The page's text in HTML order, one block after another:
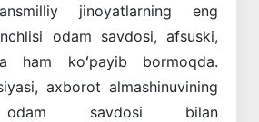
jinoyatlarning eng
odam savdosi, afsuski,
ham koʻpayib bormoqda.
axborot almashinuvining
odam savdosi bilan